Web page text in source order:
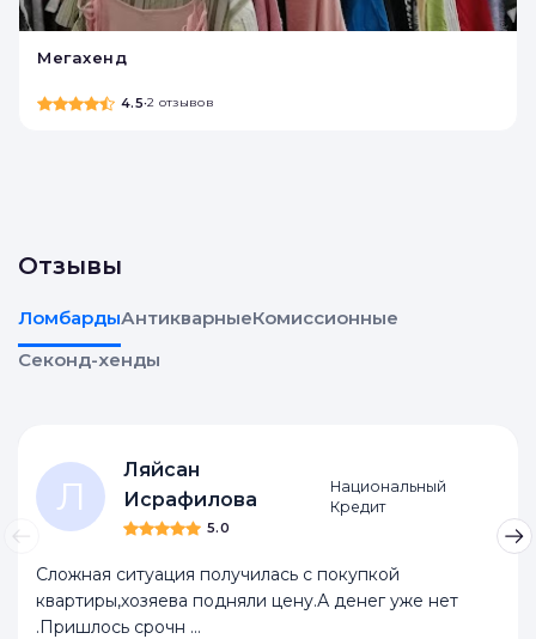
Мегахенд
4.5•2 отзывов
Отзывы
ЛомбардыАнтикварныеКомиссионные
Секонд-хенды
Л
Ляйсан
Исрафилова
5.0
Национальный
Кредит
Сложная ситуация получилась с покупкой
квартиры,хозяева подняли цену.А денег уже нет
.Пришлось срочн ...